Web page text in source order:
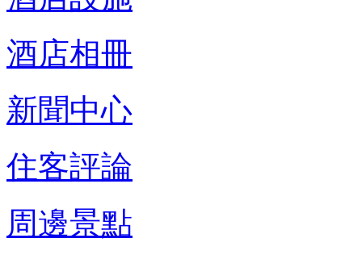
酒店相冊
新聞中心
住客評論
周邊景點